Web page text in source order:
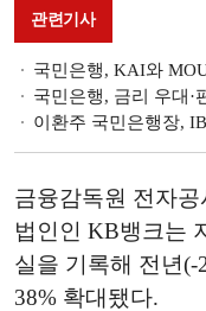
관련기사
국민은행, KAI와 MOU로
국민은행, 금리 우대·편의성
이환주 국민은행장, IB·임베디
금융감독원 전자
법인인 KB뱅크는
실을 기록해 전년(-
38% 확대됐다.